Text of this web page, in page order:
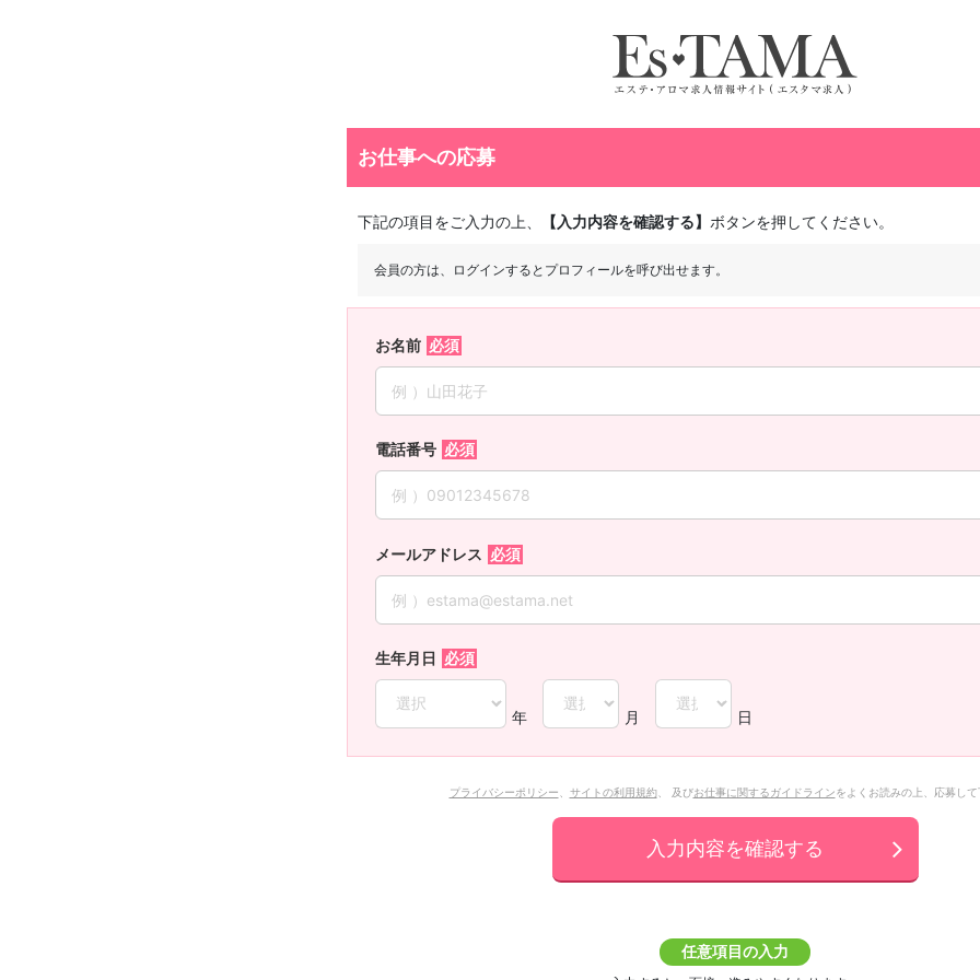
お仕事への応募
下記の項目をご入力の上、 【入力内容を確認する】 ボタンを押してください。
会員の方は、ログインするとプロフィールを呼び出せます。
お名前
電話番号
メールアドレス
生年月日
年 月 日
プライバシーポリシー サイトの利用規約、 及びお仕事に関するガイドラインをよくお読みの上、応募し
入力内容を確認する
任意項目の入力